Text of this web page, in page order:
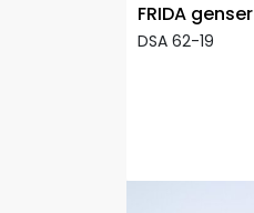
FRIDA genser
DSA 62-19